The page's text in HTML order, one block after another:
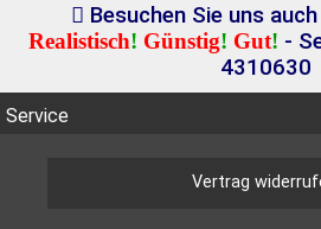
Besuchen Sie uns
Realistisch! Günstig! Gut! -
4310630
Service
Vertrag